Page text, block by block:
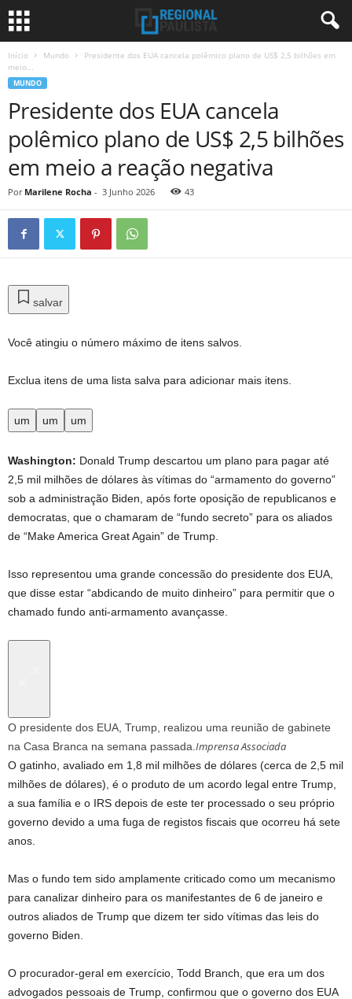
Início Mundo
Presidente dos EUA cancela polêmico plano de US$ 2,5 bilhões em
meio...
MUNDO
Presidente dos EUA cancela
polêmico plano de US$ 2,5 bilhões
em meio a reação negativa
Por Marilene Rocha - 3 Junho 2026 43
salvar
Você atingiu o número máximo de itens salvos.
Exclua itens de uma lista salva para adicionar mais itens.
um um um
Washington: Donald Trump descartou um plano para pagar até
2,5 mil milhões de dólares às vítimas do “armamento do governo”
sob a administração Biden, após forte oposição de republicanos e
democratas, que o chamaram de “fundo secreto” para os aliados
de “Make America Great Again” de Trump.
Isso representou uma grande concessão do presidente dos EUA,
que disse estar “abdicando de muito dinheiro” para permitir que o
chamado fundo anti-armamento avançasse.
O presidente dos EUA, Trump, realizou uma reunião de gabinete
na Casa Branca na semana passada. Imprensa Associada
O gatinho, avaliado em 1,8 mil milhões de dólares (cerca de 2,5 mil
milhões de dólares), é o produto de um acordo legal entre Trump,
a sua família e o IRS depois de este ter processado o seu próprio
governo devido a uma fuga de registos fiscais que ocorreu há sete
anos.
Mas o fundo tem sido amplamente criticado como um mecanismo
para canalizar dinheiro para os manifestantes de 6 de janeiro e
outros aliados de Trump que dizem ter sido vítimas das leis do
governo Biden.
O procurador-geral em exercício, Todd Branch, que era um dos
advogados pessoais de Trump, confirmou que o governo dos EUA